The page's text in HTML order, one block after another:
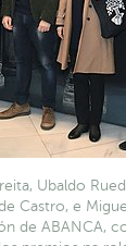
Ubaldo
Castro, e
de ABANCA,